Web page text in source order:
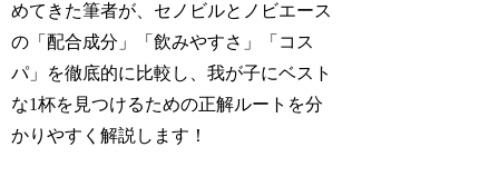
めてきた筆者が、セノビルとノビエース
の「配合成分」「飲みやすさ」「コス
パ」を徹底的に比較し、我が子にベスト
な1杯を見つけるための正解ルートを分
かりやすく解説します！